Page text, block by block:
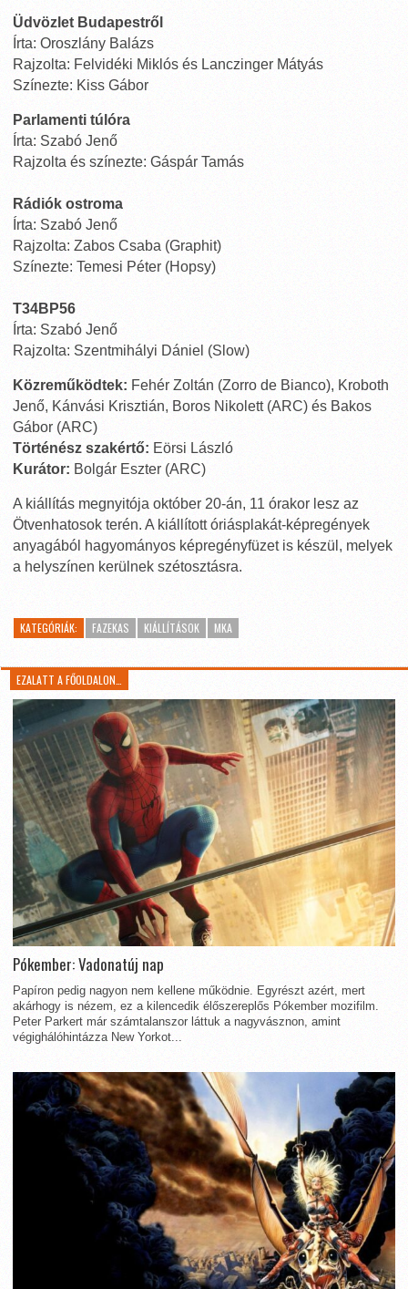
Üdvözlet Budapestről
Írta: Oroszlány Balázs
Rajzolta: Felvidéki Miklós és Lanczinger Mátyás
Színezte: Kiss Gábor
Parlamenti túlóra
Írta: Szabó Jenő
Rajzolta és színezte: Gáspár Tamás
Rádiók ostroma
Írta: Szabó Jenő
Rajzolta: Zabos Csaba (Graphit)
Színezte: Temesi Péter (Hopsy)
T34BP56
Írta: Szabó Jenő
Rajzolta: Szentmihályi Dániel (Slow)
Közreműködtek: Fehér Zoltán (Zorro de Bianco), Kroboth
Jenő, Kánvási Krisztián, Boros Nikolett (ARC) és Bakos
Gábor (ARC)
Történész szakértő: Eörsi László
Kurátor: Bolgár Eszter (ARC)
A kiállítás megnyitója október 20-án, 11 órakor lesz az
Ötvenhatosok terén. A kiállított óriásplakát-képregények
anyagából hagyományos képregényfüzet is készül, melyek
a helyszínen kerülnek szétosztásra.
KATEGÓRIÁK: FAZEKAS KIÁLLÍTÁSOK MKA
EZALATT A FŐOLDALON…
Pókember: Vadonatúj nap
Papíron pedig nagyon nem kellene működnie. Egyrészt azért, mert
akárhogy is nézem, ez a kilencedik élőszereplős Pókember mozifilm.
Peter Parkert már számtalanszor láttuk a nagyvásznon, amint
végighálóhintázza New Yorkot...